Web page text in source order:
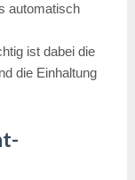
automatisch
ist dabei die
die Einhaltung